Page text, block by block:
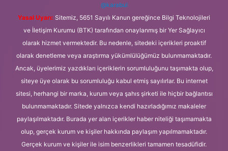
@karabul
Yasal Uyarı: Sitemiz, 5651 Sayılı Kanun gereğince Bilgi Teknolojileri
ve İletişim Kurumu (BTK) tarafından onaylanmış bir Yer Sağlayıcı
olarak hizmet vermektedir. Bu nedenle, sitedeki içerikleri proaktif
olarak denetleme veya araştırma yükümlülüğümüz bulunmamaktadır.
Ancak, üyelerimiz yazdıkları içeriklerin sorumluluğunu taşımakta olup,
siteye üye olarak bu sorumluluğu kabul etmiş sayılırlar. Bu internet
sitesi, herhangi bir marka, kurum veya şahıs şirketi ile hiçbir bağlantısı
bulunmamaktadır. Sitede yalnızca kendi hazırladığımız makaleler
paylaşılmaktadır. Burada yer alan içerikler haber niteliği taşımamakta
olup, gerçek kurum ve kişiler hakkında paylaşım yapılmamaktadır.
Gerçek kurum ve kişiler ile isim benzerlikleri tamamen tesadüfidir.